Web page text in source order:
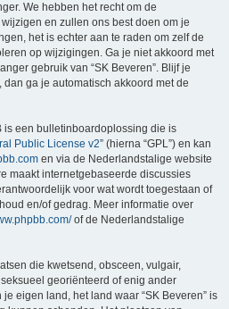
We hebben het recht om de
en zullen ons best doen om je
het is echter aan te raden om zelf de
op wijzigingen. Ga je niet akkoord met
gebruik van “SK Beveren”. Blijf je
dan ga je automatisch akkoord met de
is een bulletinboardoplossing die is
Public License v2” (hierna “GPL”) en kan
en via de Nederlandstalige website
maakt internetgebaseerde discussies
voor wat wordt toegestaan of
en/of gedrag. Meer informatie over
of de Nederlandstalige
die kwetsend, obsceen, vulgair,
georiënteerd of enig ander
eigen land, het land waar “SK Beveren” is